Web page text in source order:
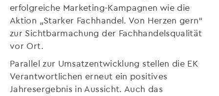
erfolgreiche Marketing-Kampagnen wie die
Aktion „Starker Fachhandel. Von Herzen gern“
zur Sichtbarmachung der Fachhandelsqualität
vor Ort.
Parallel zur Umsatzentwicklung stellen die EK
Verantwortlichen erneut ein positives
Jahresergebnis in Aussicht. Auch das